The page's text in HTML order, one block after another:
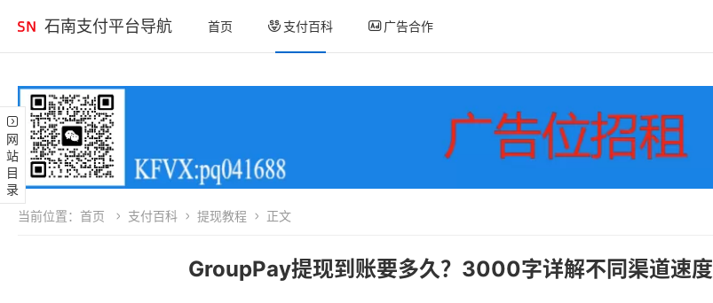
石南支付平台导航 首页 支付百科 广告合作
网站目录
当前位置： 首页 支付百科 提现教程 正文
GroupPay提现到账要多久？3000字详解不同渠道速度